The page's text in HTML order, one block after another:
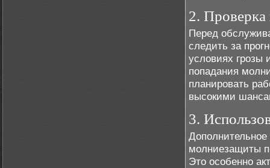
2. Проверка
Перед
следить за
условиях грозы
попадания
планировать
высокими
3.
молниезащиты
Это особенно